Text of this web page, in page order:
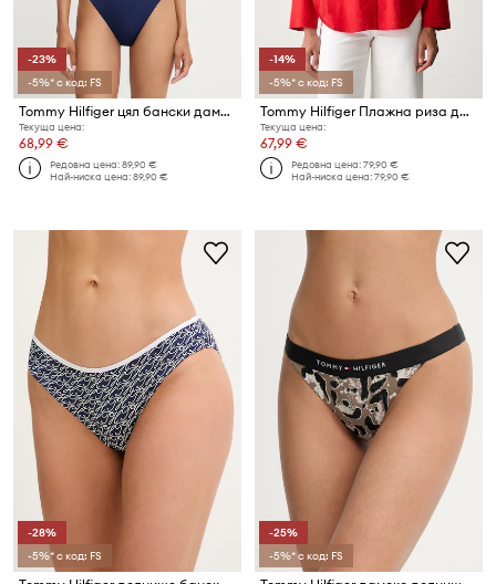
-23%
-5%* с код: FS
Tommy Hilfiger цял бански дамски SUMMER
Текуща цена:
68,99 €
Редовна цена:89,90 €
Най-ниска цена:89,90 €
-14%
-5%* с код: FS
Tommy Hilfiger Плажна риза дамска
Текуща цена:
67,99 €
Редовна цена:79,90 €
Най-ниска цена:79,90 €
-28%
-5%* с код: FS
-25%
-5%* с код: FS